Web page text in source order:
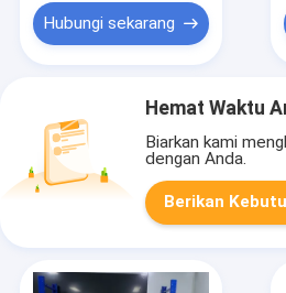
Hubungi sekarang
Hemat Waktu
Biarkan kami
dengan Anda.
Berikan